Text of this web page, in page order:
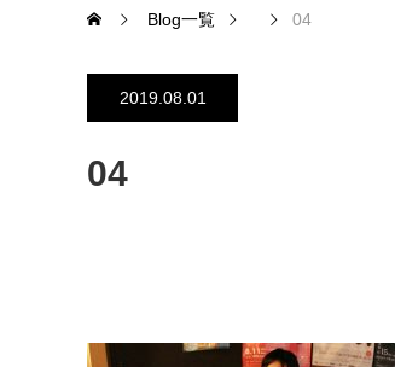
Blog一覧 04
2019.08.01
04